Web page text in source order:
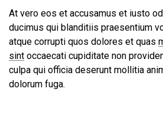
At vero eos et accusamus et iusto
ducimus qui blanditiis praesentium
atque corrupti quos dolores et quas
sint occaecati cupiditate non
culpa qui officia deserunt mollitia
dolorum fuga.